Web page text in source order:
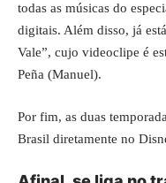
todas as músicas do
digitais. Além disso, já
Vale”, cujo videoclipe é
Peña (Manuel).
Por fim, as duas
Brasil diretamente no